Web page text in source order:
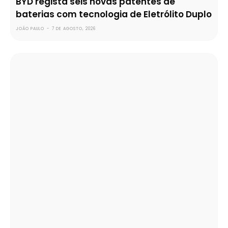
baterias com tecnologia de Eletrólito Duplo
JOÃO PAULO - 7 DE AGOSTO, 2026